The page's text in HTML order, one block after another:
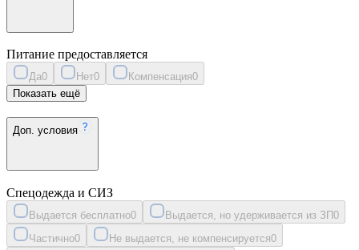
Питание предоставляется
Да0 Нет0 Компенсация0
Показать ещё
Доп. условия
Спецодежда и СИЗ
Выдается бесплатно0 Выдается, но удерживается из ЗП0
Частично0 Не выдается, не компенсируется0